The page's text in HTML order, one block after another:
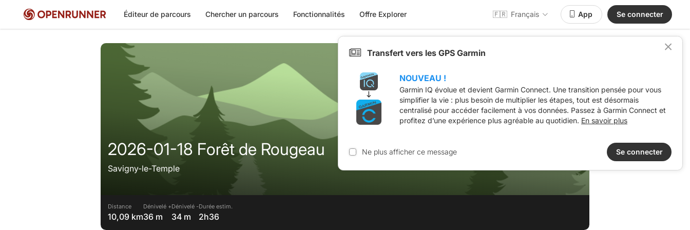
Éditeur de parcours Chercher un parcours Fonctionnalités Offre Explorer 🇫🇷 Français App Se connecter
2026-01-18 Forêt de Rougeau
Savigny-le-Temple
Distance
10,09 km
Dénivelé +
36 m
Dénivelé -
34 m
Durée estim.
2h36
Transfert vers les GPS Garmin
NOUVEAU !
Garmin IQ évolue et devient Garmin Connect. Une transition pensée pour vous
simplifier la vie : plus besoin de multiplier les étapes, tout est désormais
centralisé pour accéder facilement à vos données. Passez à Garmin Connect et
profitez d’une expérience plus agréable au quotidien. En savoir plus
Ne plus afficher ce message Se connecter